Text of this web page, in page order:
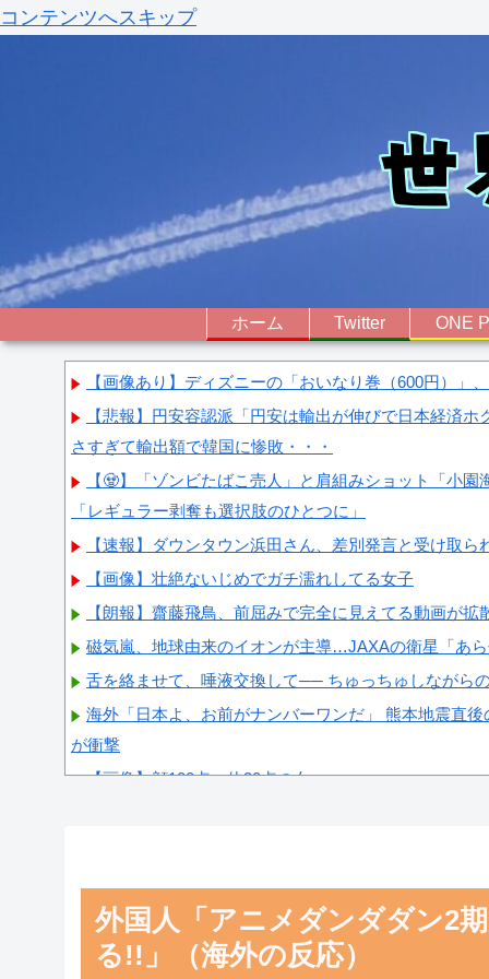
コンテンツへスキップ
ホーム Twitter ONE
【画像あり】ディズニーの「おいなり巻（600円）」
【悲報】円安容認派「円安は輸出が伸びで日本経済
さすぎて輸出額で韓国に惨敗・・・
【🧟】「ゾンビたばこ売人」と肩組みショット「小
「レギュラー剥奪も選択肢のひとつに」
【速報】ダウンタウン浜田さん、差別発言と受け取
【画像】壮絶ないじめでガチ濡れしてる女子
【朗報】齋藤飛鳥、前屈みで完全に見えてる動画が
磁気嵐、地球由来のイオンが主導…JAXAの衛星「あ
舌を絡ませて、唾液交換して── ちゅっちゅしながら
海外「日本よ、お前がナンバーワンだ」 熊本地震直
が衝撃
【画像】顔100点、体30点の女ｗｗｗ
Powered by livedoor 相互RSS
外国人「アニメダンダダン2
る!!」（海外の反応）